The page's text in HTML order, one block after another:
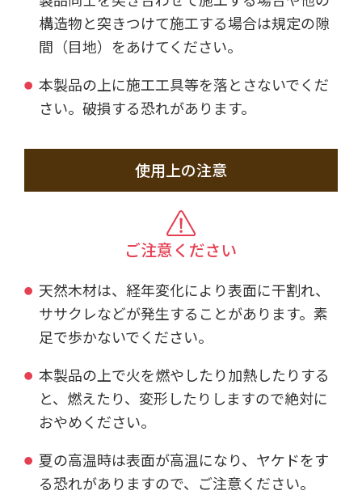
構造物と突きつけて施工する場合は規定の隙
間（目地）をあけてください。
本製品の上に施工工具等を落とさないでくだ
さい。破損する恐れがあります。
使用上の注意
ご注意ください
天然木材は、経年変化により表面に干割れ、
ササクレなどが発生することがあります。素
足で歩かないでください。
本製品の上で火を燃やしたり加熱したりする
と、燃えたり、変形したりしますので絶対に
おやめください。
夏の高温時は表面が高温になり、ヤケドをす
る恐れがありますので、ご注意ください。